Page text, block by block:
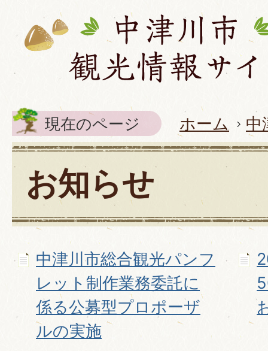
現在のページ ホーム 中
お知らせ
中津川市総合観光パンフ
レット制作業務委託に
係る公募型プロポーザ
ルの実施